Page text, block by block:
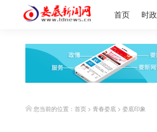
首页 时政
您当前的位置： 首页 > 青春娄底 > 娄底印象